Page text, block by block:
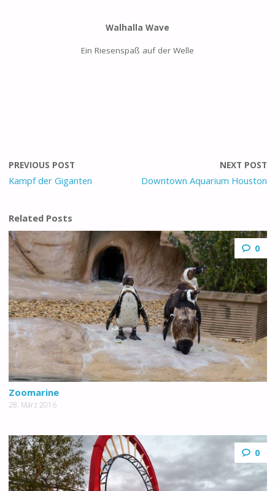
Walhalla Wave
Ein Riesenspaß auf der Welle
PREVIOUS POST
Kampf der Giganten
NEXT POST
Downtown Aquarium Houston
Related Posts
0
Zoomarine
28. März 2016
0